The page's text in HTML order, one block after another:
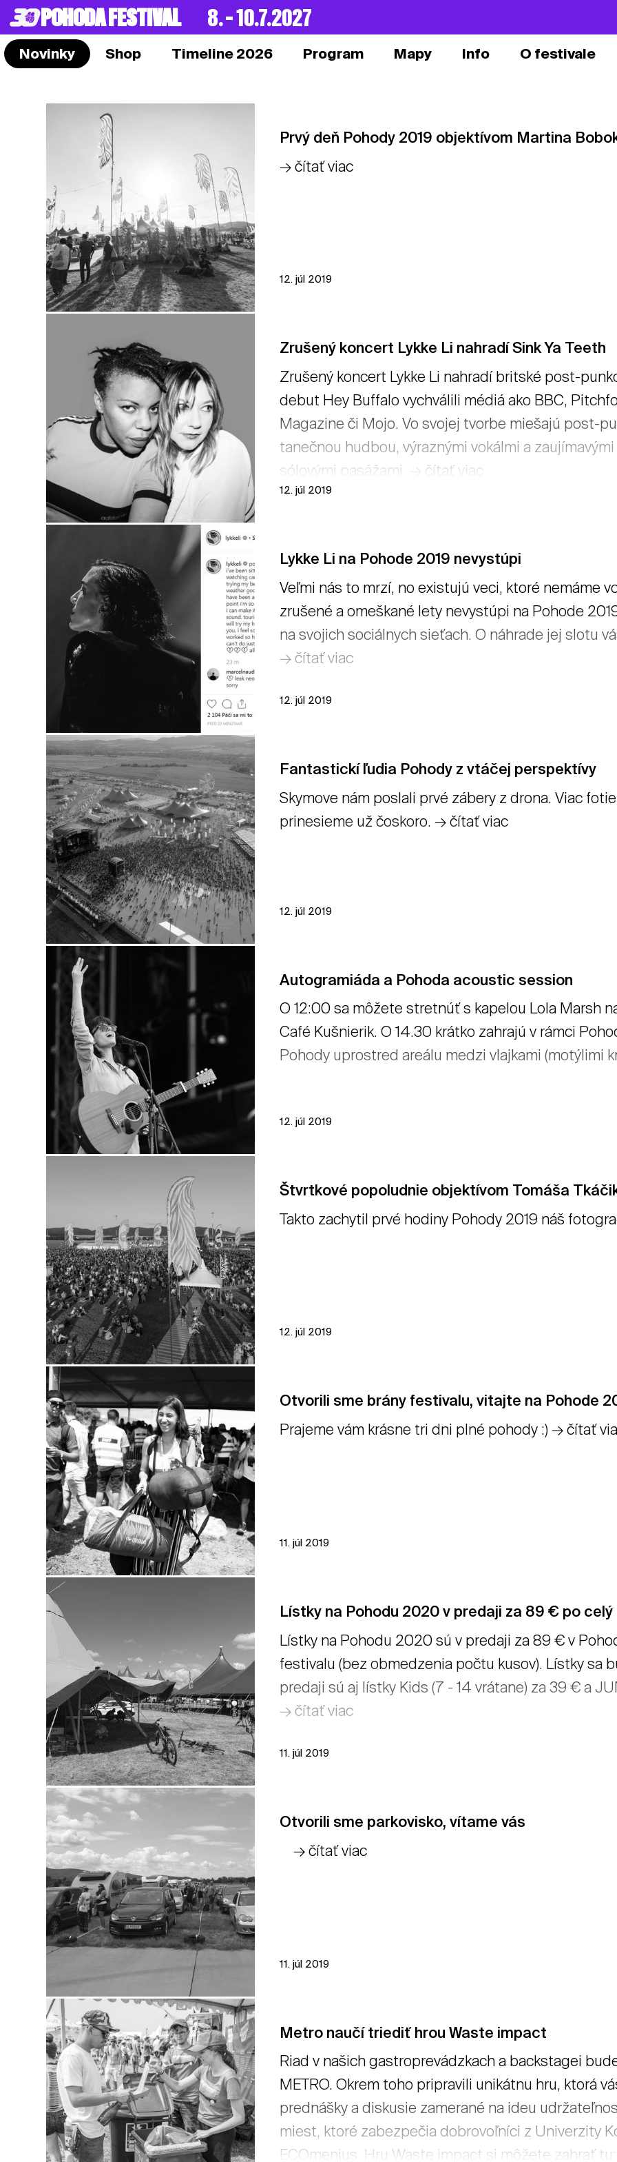
POHODA FESTIVAL 8. – 10.7.2027
Novinky Shop Timeline 2026 Program Mapy Info O festivale
Prvý deň Pohody 2019 objektívom Martina
→ čítať viac
12. júl 2019
Zrušený koncert Lykke Li nahradí Sink Ya Teeth
Zrušený koncert Lykke Li nahradí britské post-
debut Hey Buffalo vychválili médiá ako BBC,
Magazine či Mojo. Vo svojej tvorbe miešajú post-
tanečnou hudbou, výraznými vokálmi a
sólovými pasážami. → čítať viac
12. júl 2019
Lykke Li na Pohode 2019 nevystúpi
Veľmi nás to mrzí, no existujú veci, ktoré nemáme
zrušené a omeškané lety nevystúpi na Pohode
na svojich sociálnych sieťach. O náhrade jej slotu
→ čítať viac
12. júl 2019
Fantastickí ľudia Pohody z vtáčej perspektívy
Skymove nám poslali prvé zábery z drona. Viac
prinesieme už čoskoro. → čítať viac
12. júl 2019
Autogramiáda a Pohoda acoustic session
O 12:00 sa môžete stretnúť s kapelou Lola Marsh
Café Kušnierik. O 14.30 krátko zahrajú v rámci
Pohody uprostred areálu medzi vlajkami
12. júl 2019
Štvrtkové popoludnie objektívom Tomáša
Takto zachytil prvé hodiny Pohody 2019 náš
12. júl 2019
Otvorili sme brány festivalu, vitajte na Pohode
Prajeme vám krásne tri dni plné pohody :) → čítať
11. júl 2019
Lístky na Pohodu 2020 v predaji za 89 € po
Lístky na Pohodu 2020 sú v predaji za 89 € v
festivalu (bez obmedzenia počtu kusov). Lístky sa
predaji sú aj lístky Kids (7 - 14 vrátane) za 39 € a
→ čítať viac
11. júl 2019
Otvorili sme parkovisko, vítame vás
→ čítať viac
11. júl 2019
Metro naučí triediť hrou Waste impact
Riad v našich gastroprevádzkach a backstagei
METRO. Okrem toho pripravili unikátnu hru, ktorá
prednášky a diskusie zamerané na ideu
miest, ktoré zabezpečia dobrovoľníci z Univerzity
ECOmenius. Hru Waste impact si môžete zahrať